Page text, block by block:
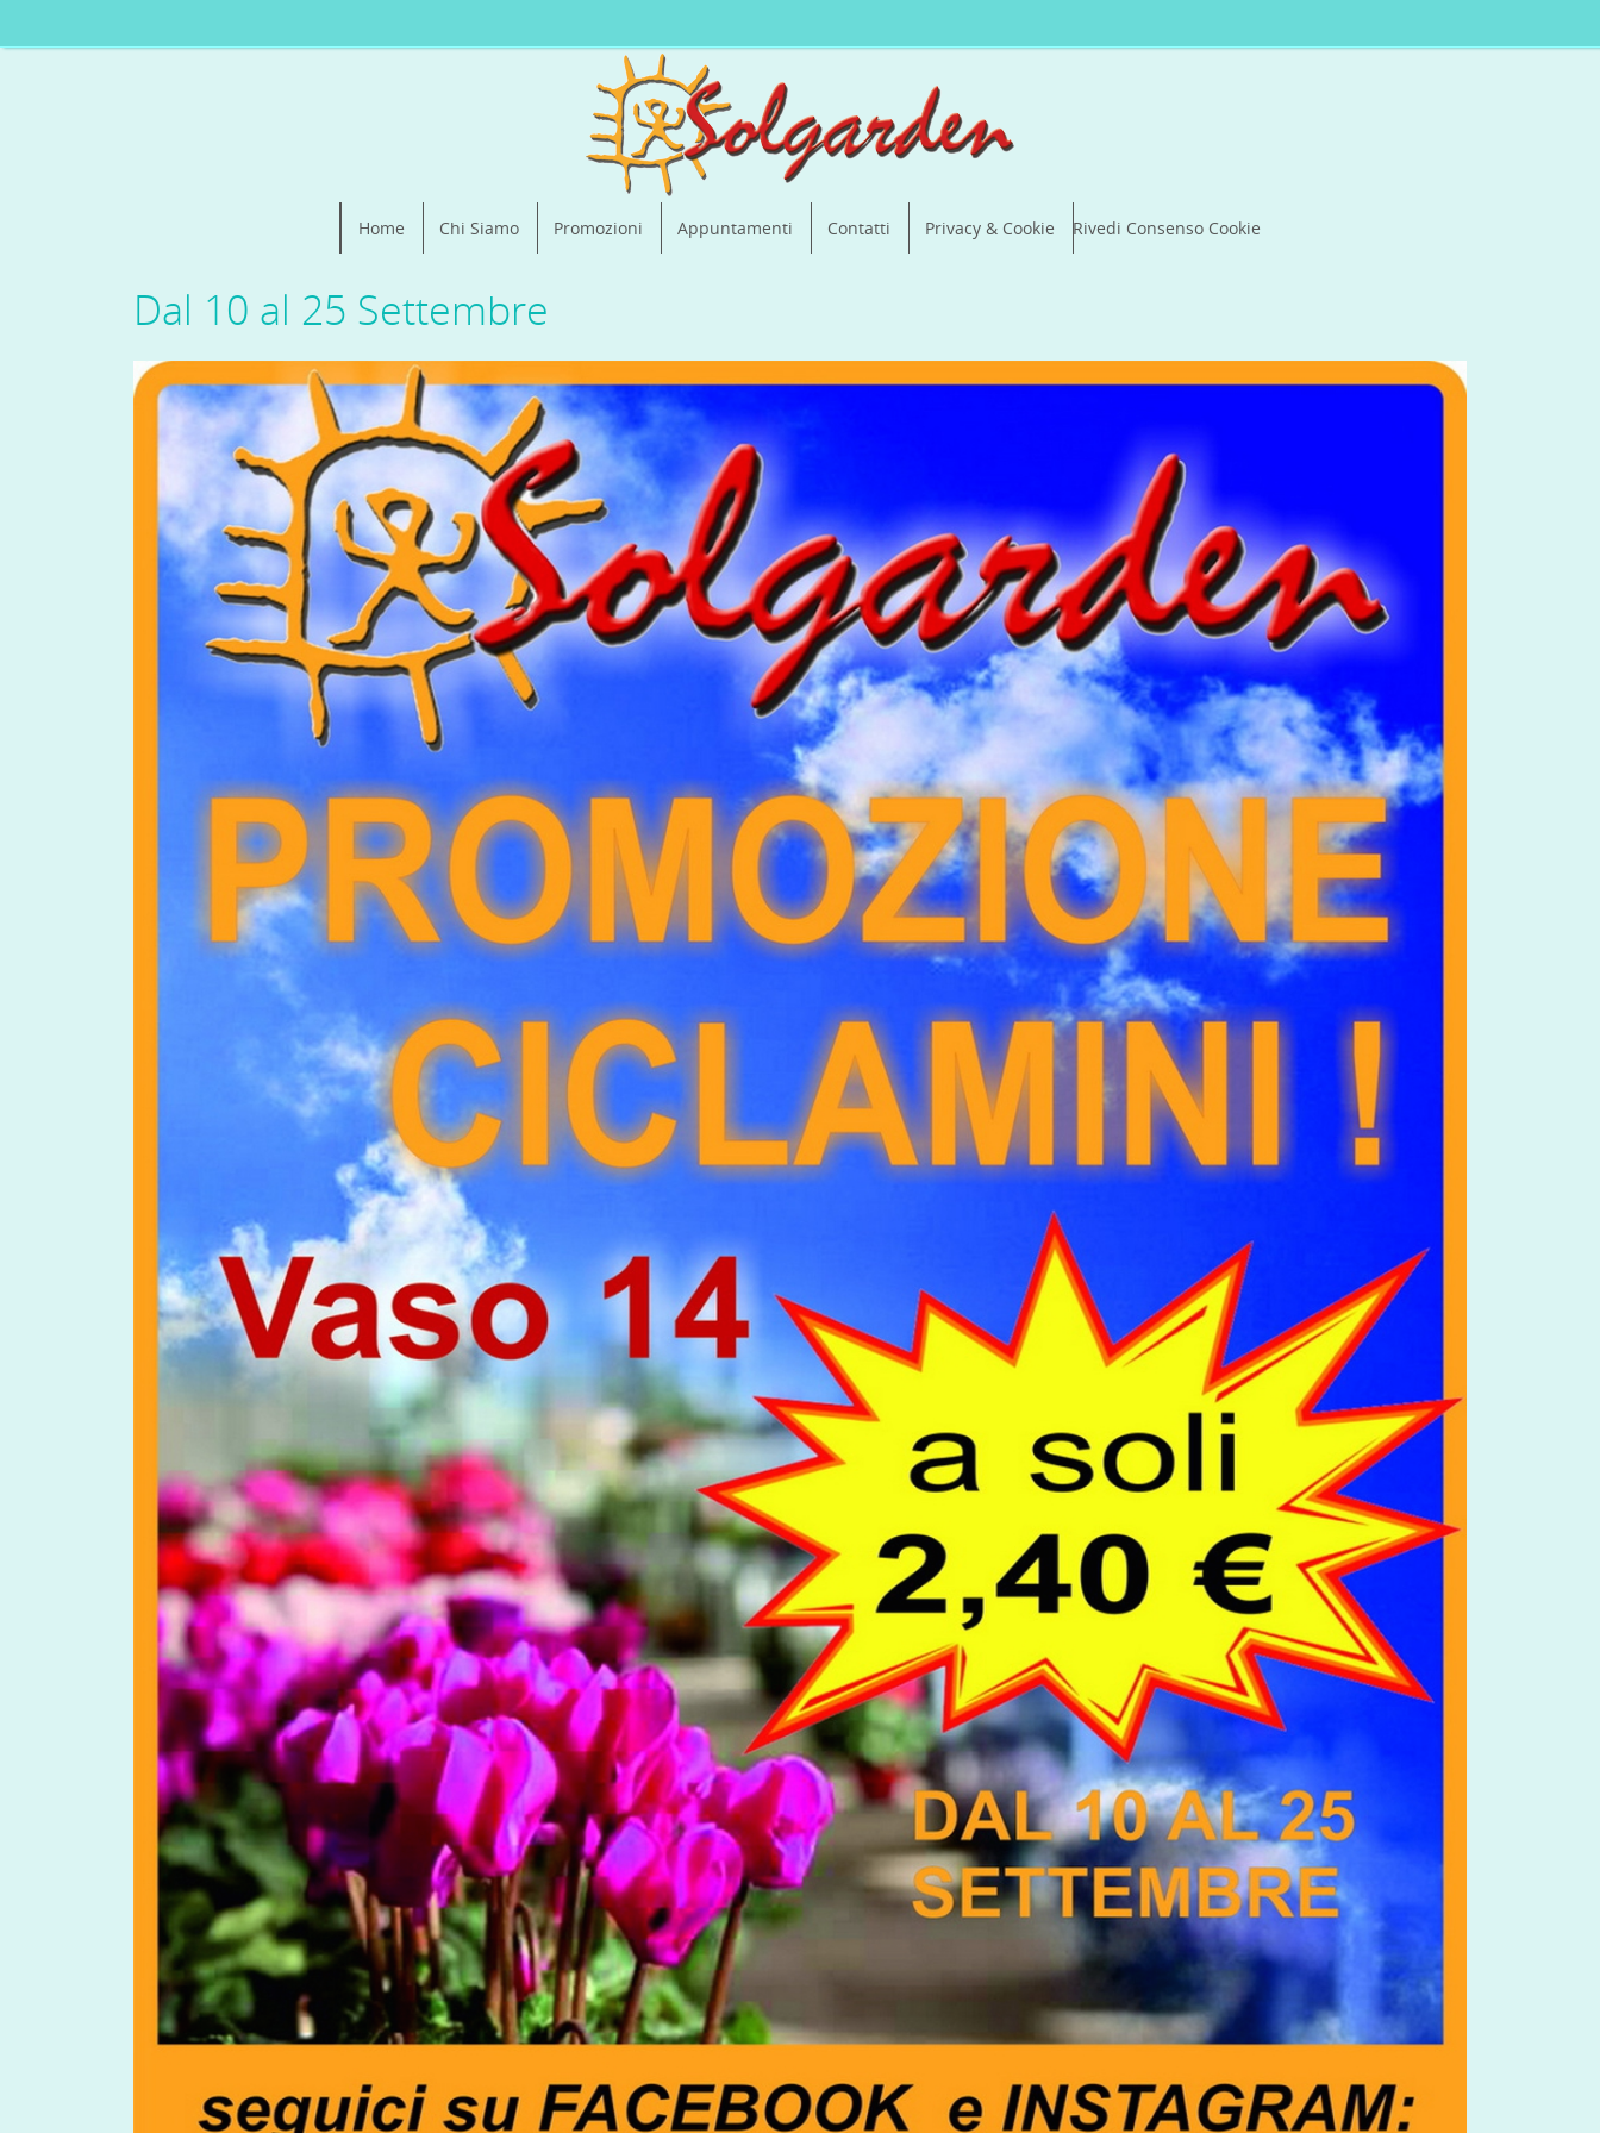
Home Chi Siamo Promozioni Appuntamenti Contatti Privacy & Cookie Rivedi Consenso Cookie
Dal 10 al 25 Settembre